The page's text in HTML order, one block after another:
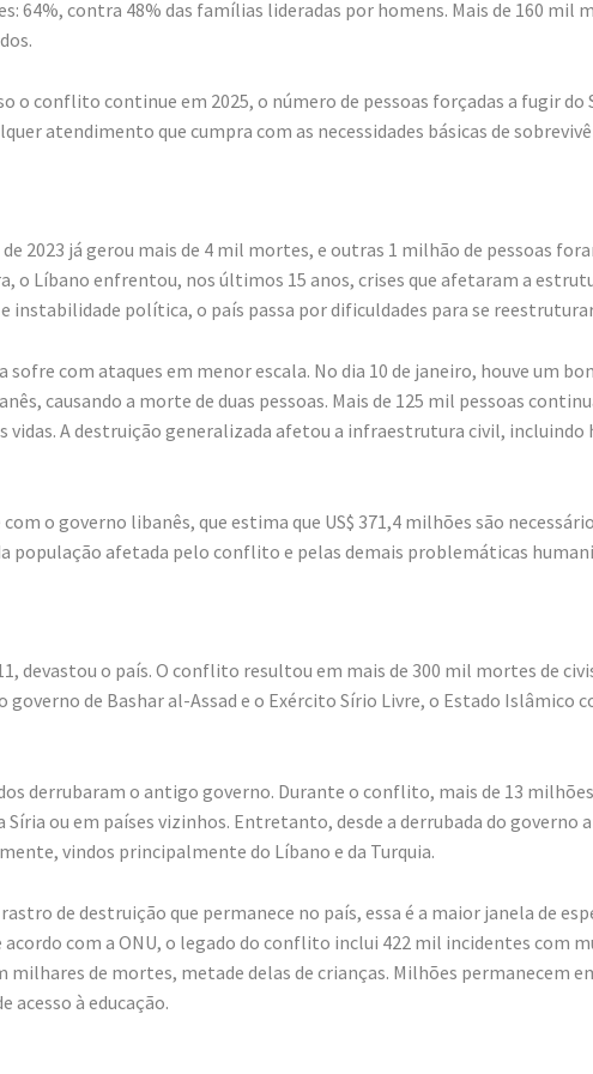
64%, contra 48% das famílias lideradas por homens. Mais de 160 mil
o conflito continue em 2025, o número de pessoas forçadas a fugir do
atendimento que cumpra com as necessidades básicas de
2023 já gerou mais de 4 mil mortes, e outras 1 milhão de pessoas
o Líbano enfrentou, nos últimos 15 anos, crises que afetaram a
instabilidade política, o país passa por dificuldades para se
sofre com ataques em menor escala. No dia 10 de janeiro, houve um
causando a morte de duas pessoas. Mais de 125 mil pessoas
vidas. A destruição generalizada afetou a infraestrutura civil, incluindo
o governo libanês, que estima que US$ 371,4 milhões são
população afetada pelo conflito e pelas demais problemáticas
devastou o país. O conflito resultou em mais de 300 mil mortes de
governo de Bashar al-Assad e o Exército Sírio Livre, o Estado Islâmico
derrubaram o antigo governo. Durante o conflito, mais de 13
ou em países vizinhos. Entretanto, desde a derrubada do governo
vindos principalmente do Líbano e da Turquia.
de destruição que permanece no país, essa é a maior janela de
com a ONU, o legado do conflito inclui 422 mil incidentes com
milhares de mortes, metade delas de crianças. Milhões permanecem
à educação.